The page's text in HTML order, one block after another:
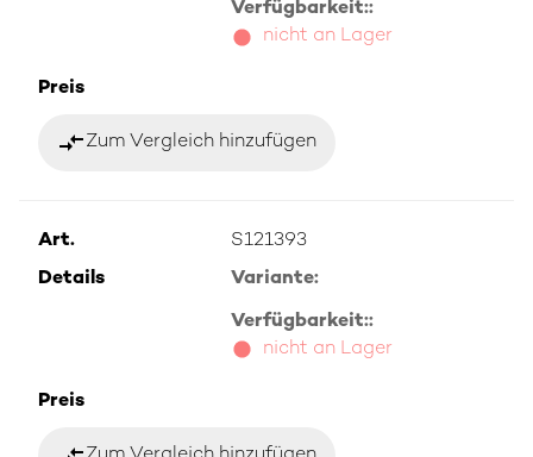
Verfügbarkeit::
nicht an Lager
Preis
compare_arrowsZum Vergleich hinzufügen
Art.
S121393
Details
Variante:
Verfügbarkeit::
nicht an Lager
Preis